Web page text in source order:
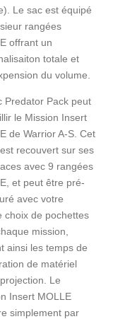
Le sac est équipé
rangées
offrant un
totale et
du volume.
Predator Pack peut
le Mission Insert
de Warrior A-S. Cet
recouvert sur ses
avec 9 rangées
et peut être pré-
avec votre
choix de pochettes
mission,
ainsi les temps de
de matériel
Le
Insert MOLLE
simplement par